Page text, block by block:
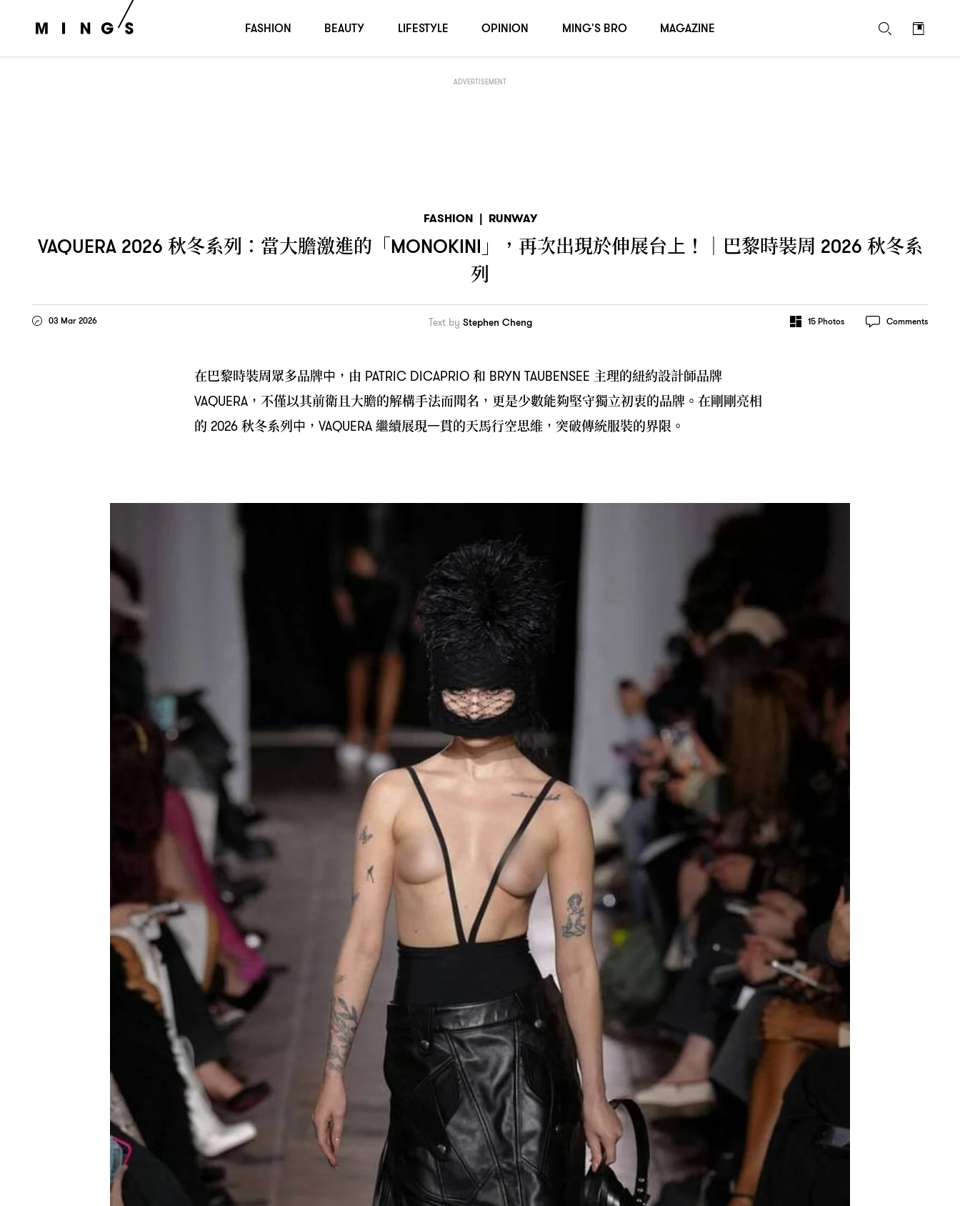
ADVERTISEMENT
FASHION | RUNWAY
VAQUERA 2026 秋冬系列 ： 當大膽激進的「MONOKINI 」 ， 再次出現於伸展台上 ！｜ 巴黎時裝周 2026 秋冬系
列
03 Mar 2026 Text by Stephen Cheng 15Photos Comments
在巴黎時裝周眾多品牌中 ， 由 PATRIC DICAPRIO和 BRYN TAUBENSEE 主理的紐約設計師品牌
VAQUERA， 不僅以其前衛且大膽的解構手法而聞名 ， 更是少數能夠堅守獨立初衷的品牌。在剛剛亮相
的 2026秋冬系列中 ，VAQUERA繼續展現一貫的天馬行空思維 ， 突破傳統服裝的界限。
FASHION BEAUTY LIFESTYLE OPINION MING'S BRO MAGAZINE
VAQUERA 2026 MONOKINI ！｜ 2026